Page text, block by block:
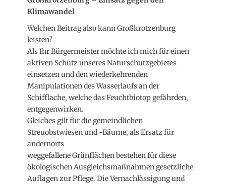
Klimawandel
Welchen Beitrag also kann Großkrotzenburg
leisten?
Als Ihr Bürgermeister möchte ich mich für einen
aktiven Schutz unseres Naturschutzgebietes
einsetzen und den wiederkehrenden
Manipulationen des Wasserlaufs an der
Schifflache, welche das Feuchtbiotop gefährden,
entgegenwirken.
Gleiches gilt für die gemeindlichen
Streuobstwiesen und -Bäume, als Ersatz für
andernorts
weggefallene Grünflächen bestehen für diese
ökologischen Ausgleichsmaßnahmen gesetzliche
Auflagen zur Pflege. Die Vernachlässigung und